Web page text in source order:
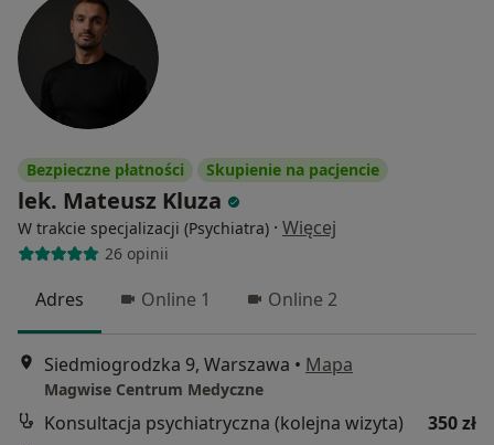
Bezpieczne płatności Skupienie na pacjencie
lek. Mateusz Kluza
W trakcie specjalizacji (Psychiatra) · Więcej
26 opinii
Adres Online 1 Online 2
Siedmiogrodzka 9, Warszawa • Mapa
Magwise Centrum Medyczne
Konsultacja psychiatryczna (kolejna wizyta)
350 zł